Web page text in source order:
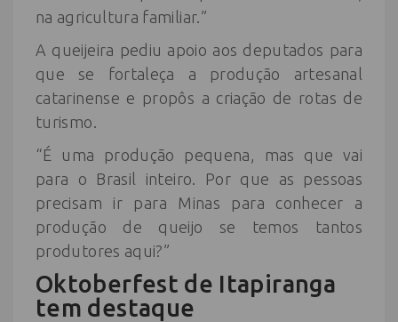
na agricultura familiar.”
A queijeira pediu apoio aos deputados para
que se fortaleça a produção artesanal
catarinense e propôs a criação de rotas de
turismo.
“É uma produção pequena, mas que vai
para o Brasil inteiro. Por que as pessoas
precisam ir para Minas para conhecer a
produção de queijo se temos tantos
produtores aqui?”
Oktoberfest de Itapiranga
tem destaque